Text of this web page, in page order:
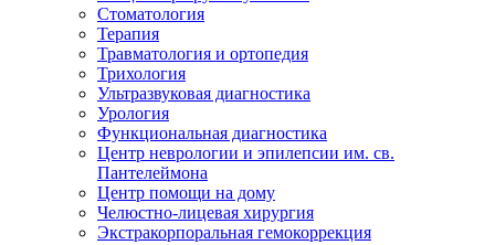
Стоматология
Терапия
Травматология и ортопедия
Трихология
Ультразвуковая диагностика
Урология
Функциональная диагностика
Центр неврологии и эпилепсии им. св.
Пантелеймона
Центр помощи на дому
Челюстно-лицевая хирургия
Экстракорпоральная гемокоррекция